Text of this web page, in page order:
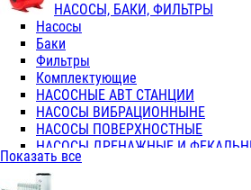
ТРОЙНИКИ ПЕРЕХОДНЫЕ /
ТРОЙНИКИ С ВНУТРЕННЕЙ
КОЛЬЦА РЕЗИНОВЫЕ
ТРУБЫ НАПОРНЫЕ
ТРУБЫ ГОФРИРОВАННЫЕ
ТРУБЫ ПОЛИЭТИЛЕНОВЫЕ
НАСОСЫ, БАКИ, ФИЛЬТРЫ
Насосы
Баки
Фильтры
Комплектующие
НАСОСНЫЕ АВТ СТАНЦИИ
НАСОСЫ ВИБРАЦИОННЫНЕ
НАСОСЫ ПОВЕРХНОСТНЫЕ
НАСОСЫ ДРЕНАЖНЫЕ И
НАСОСЫ ПОВЫСИТ и
НАСОСЫ СКВАЖИННЫЕ
Показать все